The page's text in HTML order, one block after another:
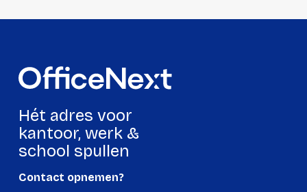
Hoogte:
402 millimeter
Gewicht:
Hét adres voor
kantoor, werk &
school spullen
Contact opnemen?